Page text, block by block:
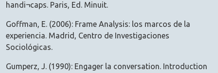
handi¬caps. Paris, Ed. Minuit.
Goffman, E. (2006): Frame Analysis: los marcos de la
experiencia. Madrid, Centro de Investigaciones
Sociológicas.
Gumperz, J. (1990): Engager la conversation. Introduction